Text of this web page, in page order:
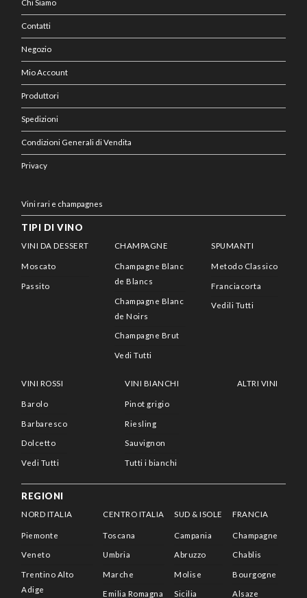
Chi Siamo
Contatti
Negozio
Mio Account
Produttori
Spedizioni
Condizioni Generali di Vendita
Privacy
Vini rari e champagnes
TIPI DI VINO
VINI DA DESSERT
Moscato
Passito
CHAMPAGNE
Champagne Blanc
de Blancs
Champagne Blanc
de Noirs
Champagne Brut
Vedi Tutti
SPUMANTI
Metodo Classico
Franciacorta
Vedili Tutti
VINI ROSSI
Barolo
Barbaresco
Dolcetto
Vedi Tutti
VINI BIANCHI
Pinot grigio
Riesling
Sauvignon
Tutti i bianchi
ALTRI VINI
REGIONI
NORD ITALIA
Piemonte
Veneto
Trentino Alto
Adige
CENTRO ITALIA
Toscana
Umbria
Marche
Emilia Romagna
SUD & ISOLE
Campania
Abruzzo
Molise
Sicilia
FRANCIA
Champagne
Chablis
Bourgogne
Alsaze